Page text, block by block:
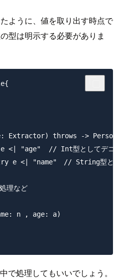
ように、値を取り出す時点で
型は明示する必要がありま
Extractor) throws ->
<| "age"  // Int型としてデコ
e <| "name"　// String型と
理など
n , age: a)
で処理してもいいでしょう。